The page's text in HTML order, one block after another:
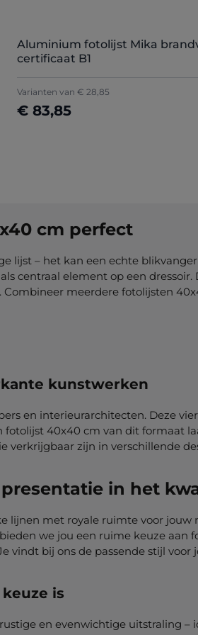
Aluminium fotolijst Mika
certificaat B1
Varianten van € 28,85
€ 83,85
Details
cm perfect
lijst – het kan een echte
centraal element op een
meerdere fotolijsten
kunstwerken
en interieurarchitecten. Deze
40x40 cm van dit formaat
verkrijgbaar zijn in verschillende
in het
lijnen met royale ruimte voor
we jou een ruime keuze
vindt bij ons de passende stijl voor
is
en evenwichtige uitstraling –